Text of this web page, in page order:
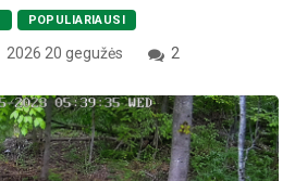
POPULIARIAUSI
2026 20 gegužės 2